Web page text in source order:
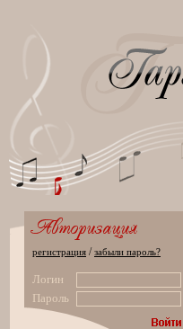
регистрация /забыли пароль?
Логин
Пароль